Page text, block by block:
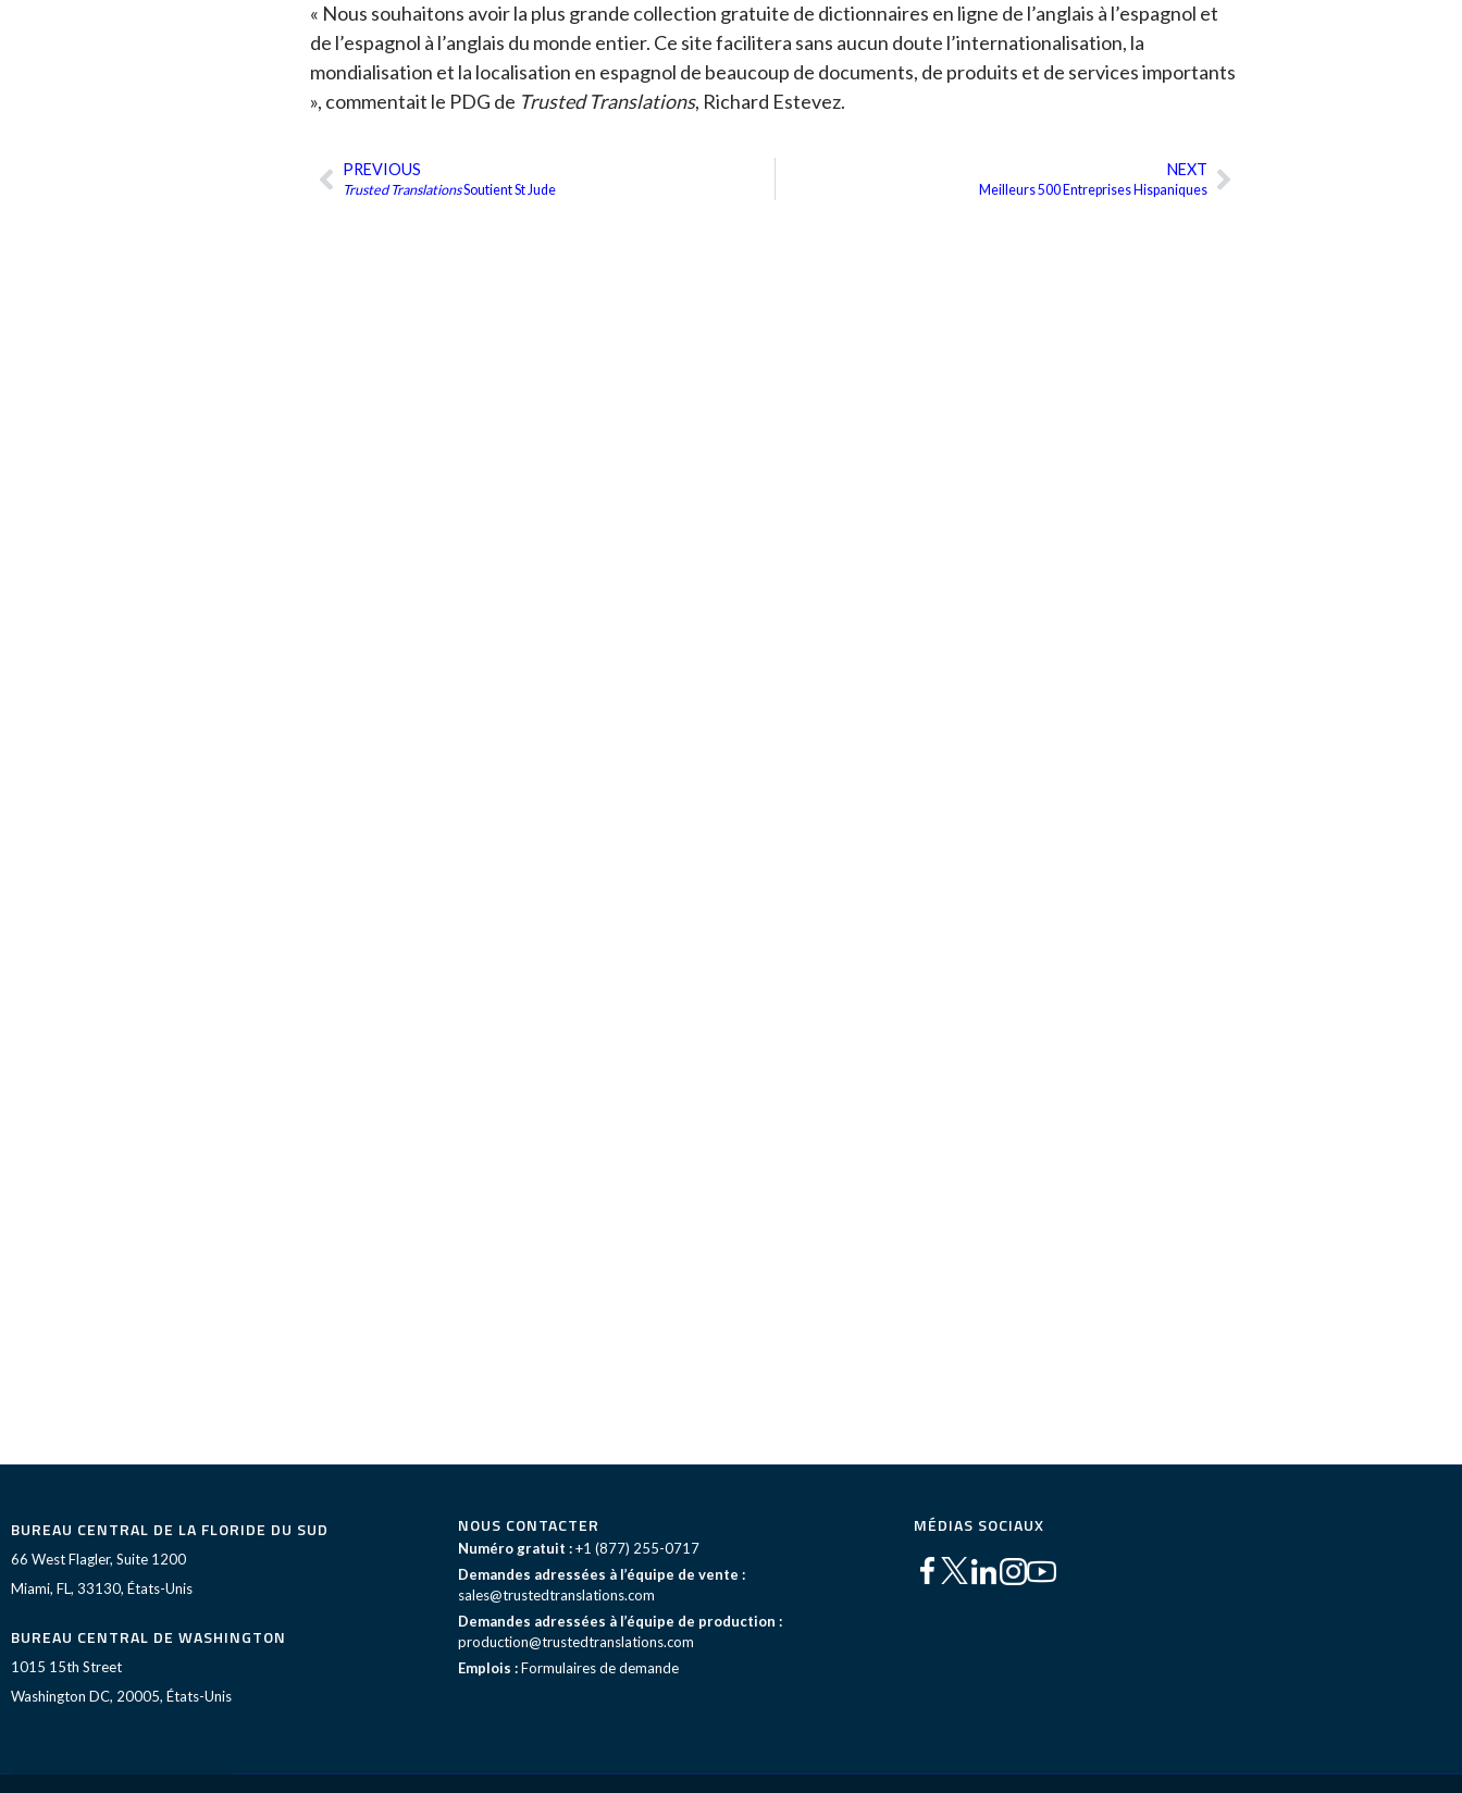
« Nous souhaitons avoir la plus grande collection gratuite de dictionnaires en ligne de l’anglais à l’espagnol et
de l’espagnol à l’anglais du monde entier. Ce site facilitera sans aucun doute l’internationalisation, la
mondialisation et la localisation en espagnol de beaucoup de documents, de produits et de services importants
», commentait le PDG de Trusted Translations, Richard Estevez.
Précédent
PREVIOUS
Trusted TranslationsSoutient St Jude
NEXT
Meilleurs 500 Entreprises HispaniquesSuivant
BUREAU CENTRAL DE LA FLORIDE DU SUD
66 West Flagler, Suite 1200
Miami, FL, 33130, États-Unis
BUREAU CENTRAL DE WASHINGTON
1015 15th Street
Washington DC, 20005, États-Unis
NOUS CONTACTER
Numéro gratuit :+1 (877) 255-0717
Demandes adressées à l’équipe de vente :
sales@trustedtranslations.com
Demandes adressées à l’équipe de production :
production@trustedtranslations.com
Emplois :Formulaires de demande
MÉDIAS SOCIAUX